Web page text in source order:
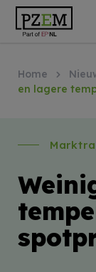
Home
en lagere